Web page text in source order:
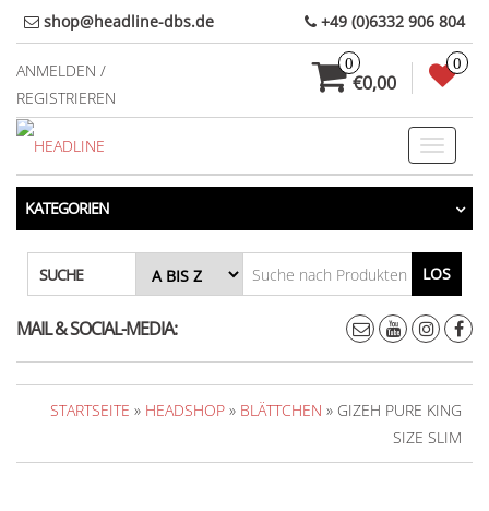
Direkt
zum
Inhalt
shop@headline-dbs.de +49 (0)6332 906 804
ANMELDEN /
REGISTRIEREN
0
€0,00
0
Toggle
KATEGORIEN
SUCHE LOS
MAIL & SOCIAL-MEDIA:
STARTSEITE » HEADSHOP » BLÄTTCHEN » GIZEH PURE KING
SIZE SLIM